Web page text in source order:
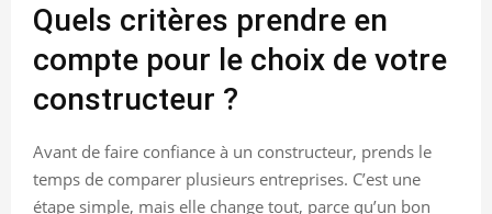
Quels critères prendre en
compte pour le choix de votre
constructeur ?
Avant de faire confiance à un constructeur, prends le
temps de comparer plusieurs entreprises. C’est une
étape simple, mais elle change tout, parce qu’un bon